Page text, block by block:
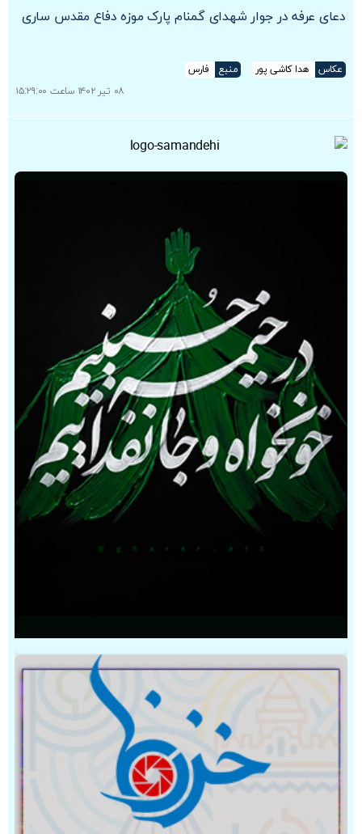
دعای عرفه در جوار شهدای گمنام پارک‌ موزه دفاع مقدس ساری
عکاس هدا کاشی پور منبع
فارس
۰۸ تیر ۱۴۰۲ ساعت ۱۵:۲۹:۰۰